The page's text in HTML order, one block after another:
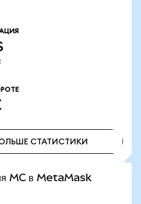
СТАТИСТИКИ
MC в MetaMask